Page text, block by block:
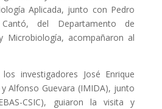
Aplicada, junto con Pedro
del Departamento de
Microbiología, acompañaron al
investigadores José Enrique
Alfonso Guevara (IMIDA), junto
CSIC), guiaron la visita y